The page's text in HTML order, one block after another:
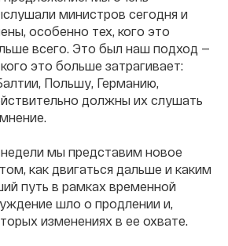
министров сегодня и
особенно тех, кого это
всего. Это был наш подход —
это больше затрагивает:
Польшу, Германию,
должны их слушать
мы представим новое
как двигаться дальше и каким
путь в рамках временной
шло о продлении и,
изменениях в ее охвате.